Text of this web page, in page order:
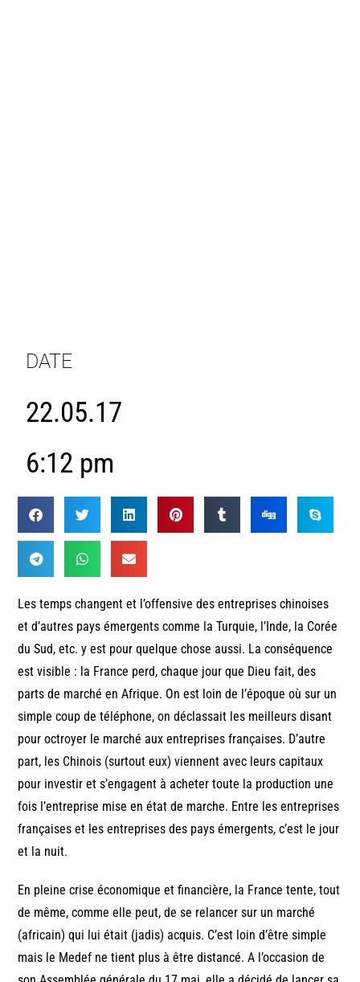
DATE
22.05.17
6:12 pm
Les temps changent et l’offensive des entreprises chinoises
et d’autres pays émergents comme la Turquie, l’Inde, la Corée
du Sud, etc. y est pour quelque chose aussi. La conséquence
est visible : la France perd, chaque jour que Dieu fait, des
parts de marché en Afrique. On est loin de l’époque où sur un
simple coup de téléphone, on déclassait les meilleurs disant
pour octroyer le marché aux entreprises françaises. D’autre
part, les Chinois (surtout eux) viennent avec leurs capitaux
pour investir et s’engagent à acheter toute la production une
fois l’entreprise mise en état de marche. Entre les entreprises
françaises et les entreprises des pays émergents, c’est le jour
et la nuit.
En pleine crise économique et financière, la France tente, tout
de même, comme elle peut, de se relancer sur un marché
(africain) qui lui était (jadis) acquis. C’est loin d’être simple
mais le Medef ne tient plus à être distancé. A l’occasion de